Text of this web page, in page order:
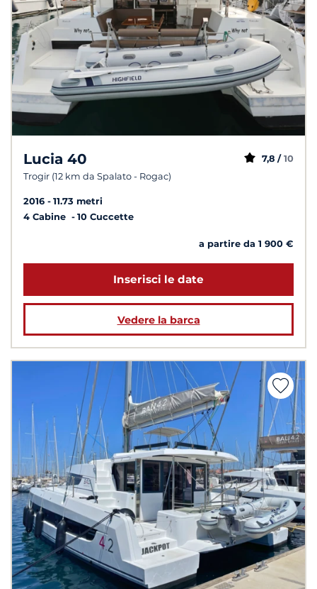
Lucia 40
Trogir (12 km da Spalato - Rogac)
7,8 / 10
2016
11.73 metri
4 Cabine
10 Cuccette
a partire da 1 900 €
Inserisci le date
Vedere la barca